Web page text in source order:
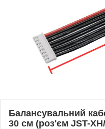
Балансувальний
30 см (роз'єм JST-